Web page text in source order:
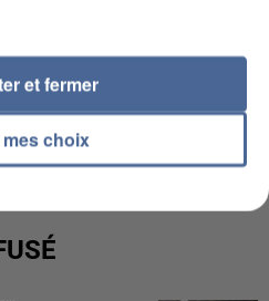
CLIENTS DÉROBÉES À
UNE...
mes choix
et fermer